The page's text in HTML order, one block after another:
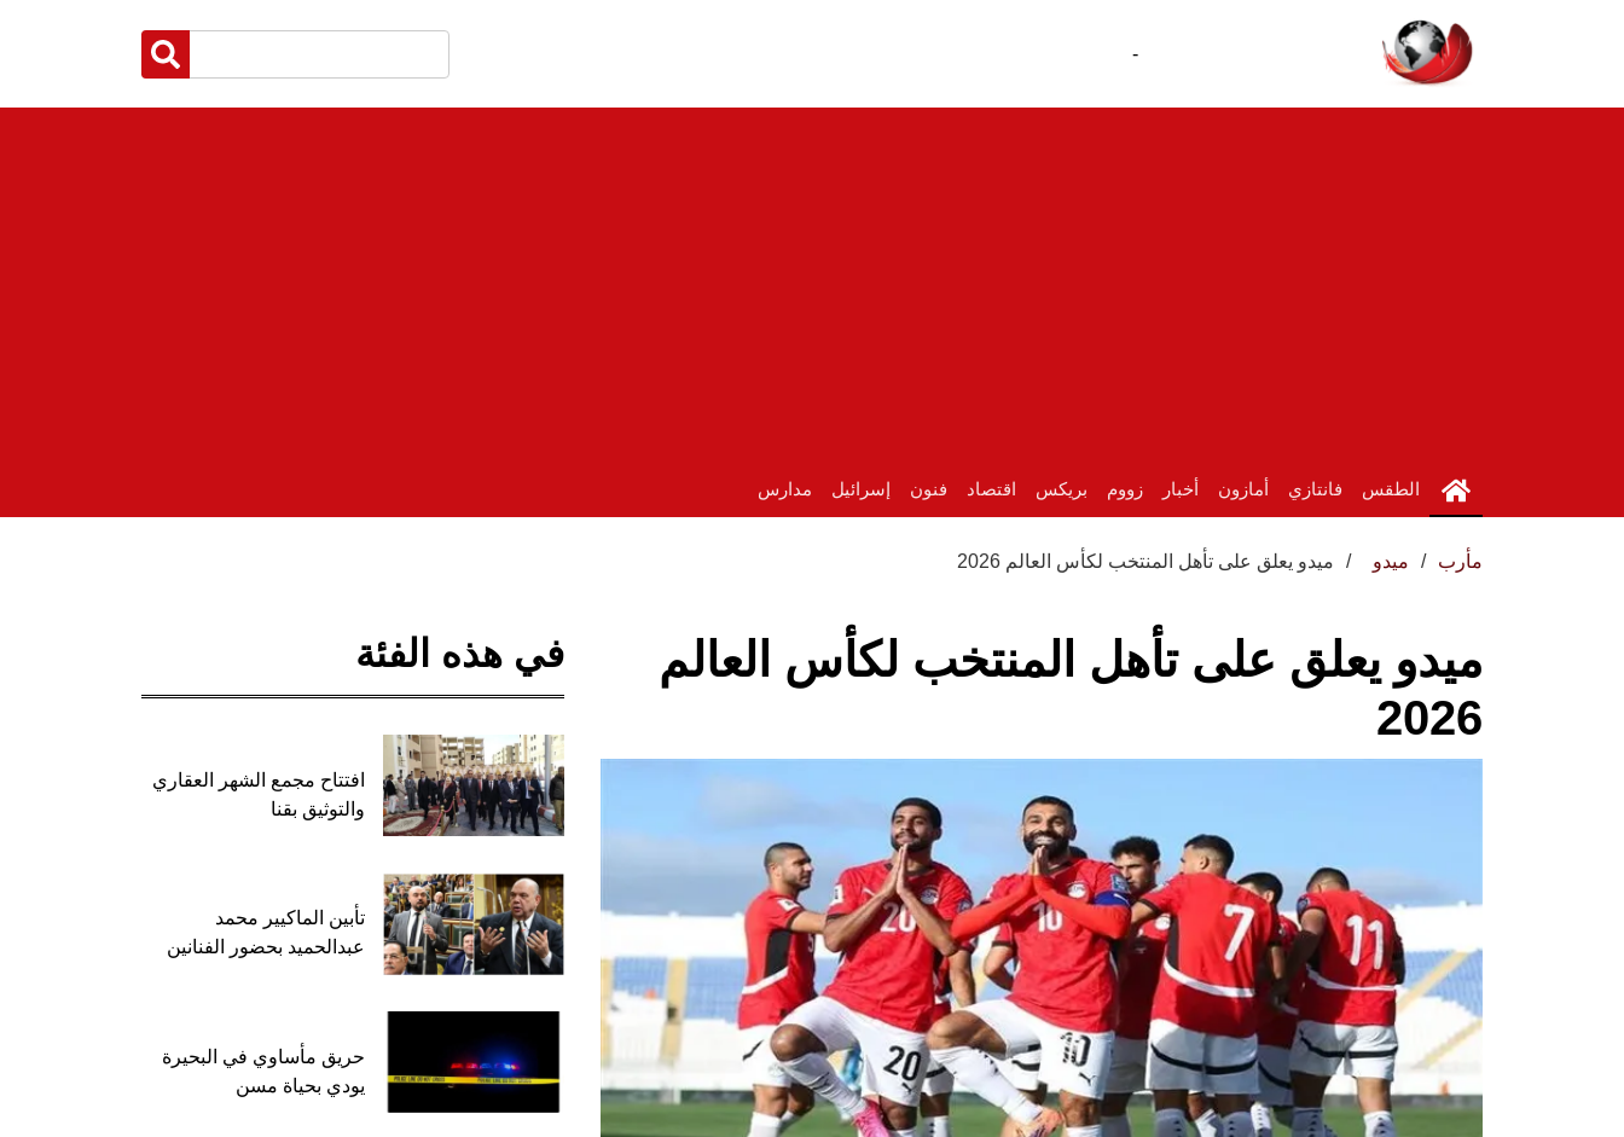
-
الطقس فانتازي أمازون أخبار زووم بريكس اقتصاد فنون إسرائيل مدارس
مأرب ميدو ميدو يعلق على تأهل المنتخب لكأس العالم 2026
ميدو يعلق على تأهل المنتخب لكأس العالم
2026
في هذه الفئة
افتتاح مجمع الشهر العقاري
والتوثيق بقنا
تأبين الماكيير محمد
عبدالحميد بحضور الفنانين
حريق مأساوي في البحيرة
يودي بحياة مسن